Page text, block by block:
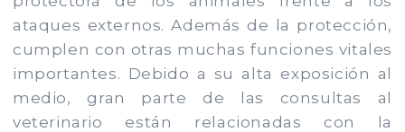
ataques externos. Además de la protección,
cumplen con otras muchas funciones vitales
importantes. Debido a su alta exposición al
medio, gran parte de las consultas al
veterinario están relacionadas con la